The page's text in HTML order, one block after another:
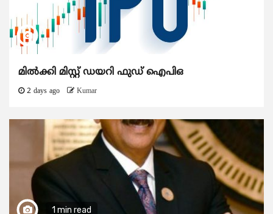
മിൽക്കി മിസ്റ്റ് ഡയറി ഫുഡ് ഐപിഒ
2 days ago Kumar
1 min read